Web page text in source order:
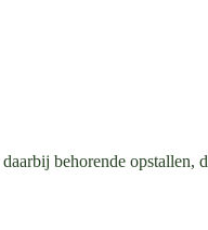
behorende opstallen,